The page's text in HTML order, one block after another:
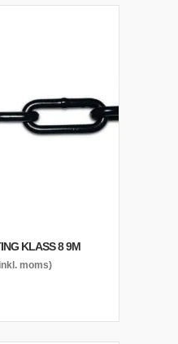
KLASS 8 9M
moms)